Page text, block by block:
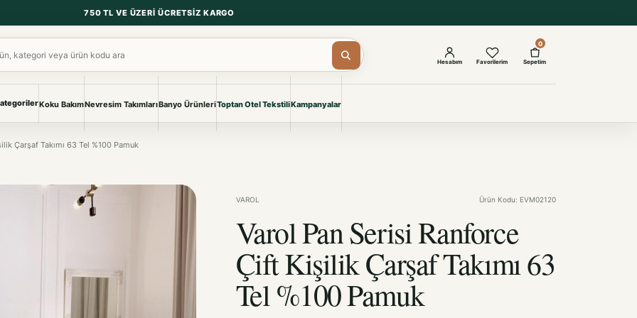
750 TL VE ÜZERI ÜCRETSIZ KARGO
NEVRESIM & PIKE
Çarşaf & Çarşaf Takımı
BEBEK
KURUMSAL ÇÖZÜMLER
Projelere özel, dayanıklı tekstil
seçkileri.
Koku BakımNevresim TakımlarıBanyo ÜrünleriToptan Otel TekstiliKampanyalar
Hesabım Favorilerim
0
Sepetim
Çarşaf Takımı 63 Tel %100 Pamuk
VAROL Ürün Kodu: EVM02120
Varol Pan Serisi Ranforce
Çift Kişilik Çarşaf Takımı 63
Tel %100 Pamuk